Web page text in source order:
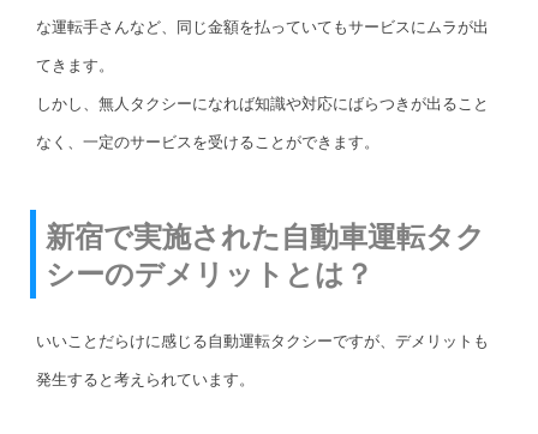
な運転手さんなど、同じ金額を払っていてもサービスにムラが出
てきます。
しかし、無人タクシーになれば知識や対応にばらつきが出ること
なく、一定のサービスを受けることができます。
新宿で実施された自動車運転タク
シーのデメリットとは？
いいことだらけに感じる自動運転タクシーですが、デメリットも
発生すると考えられています。